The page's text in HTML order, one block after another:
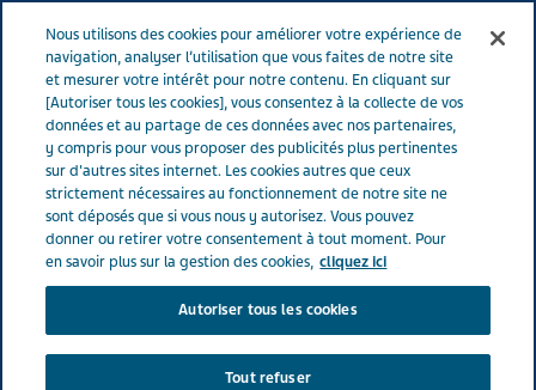
Menu
France Nos Produits
AMOXICILLINE TEVA SANTE® 500 mg-5
ml (bte de 1)
AMOXICILLINE TEVA
SANTE® 500 mg-5 ml (bte
de 1)
Nous utilisons des cookies pour améliorer votre expérience de
navigation, analyser l’utilisation que vous faites de notre site
et mesurer votre intérêt pour notre contenu. En cliquant sur
[Autoriser tous les cookies], vous consentez à la collecte de vos
données et au partage de ces données avec nos partenaires,
y compris pour vous proposer des publicités plus pertinentes
sur d'autres sites internet. Les cookies autres que ceux
strictement nécessaires au fonctionnement de notre site ne
sont déposés que si vous nous y autorisez. Vous pouvez
donner ou retirer votre consentement à tout moment. Pour
en savoir plus sur la gestion des cookies, cliquez ici
Autoriser tous les cookies
Tout refuser